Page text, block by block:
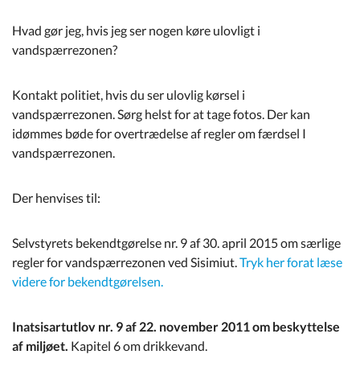
Hvad gør jeg, hvis jeg ser nogen køre ulovligt i
vandspærrezonen?
Kontakt politiet, hvis du ser ulovlig kørsel i
vandspærrezonen. Sørg helst for at tage fotos. Der kan
idømmes bøde for overtrædelse af regler om færdsel I
vandspærrezonen.
Der henvises til:
Selvstyrets bekendtgørelse nr. 9 af 30. april 2015 om særlige
regler for vandspærrezonen ved Sisimiut.Tryk her forat læse
videre for bekendtgørelsen.
Inatsisartutlov nr. 9 af 22. november 2011 om beskyttelse
af miljøet. Kapitel 6 om drikkevand.